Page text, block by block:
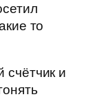
то
счётчик и